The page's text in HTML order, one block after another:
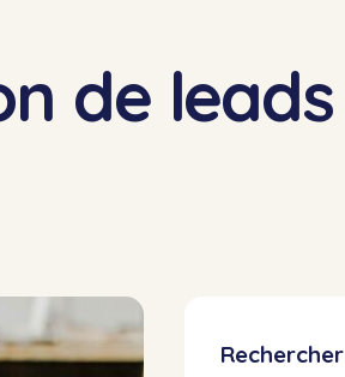
de leads
Rechercher